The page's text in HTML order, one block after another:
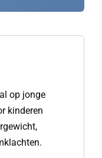
op jonge
kinderen